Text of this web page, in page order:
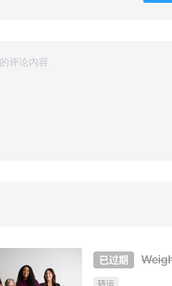
08月07日
又去皮爷喝下午茶了，香蕉布朗尼超好吃